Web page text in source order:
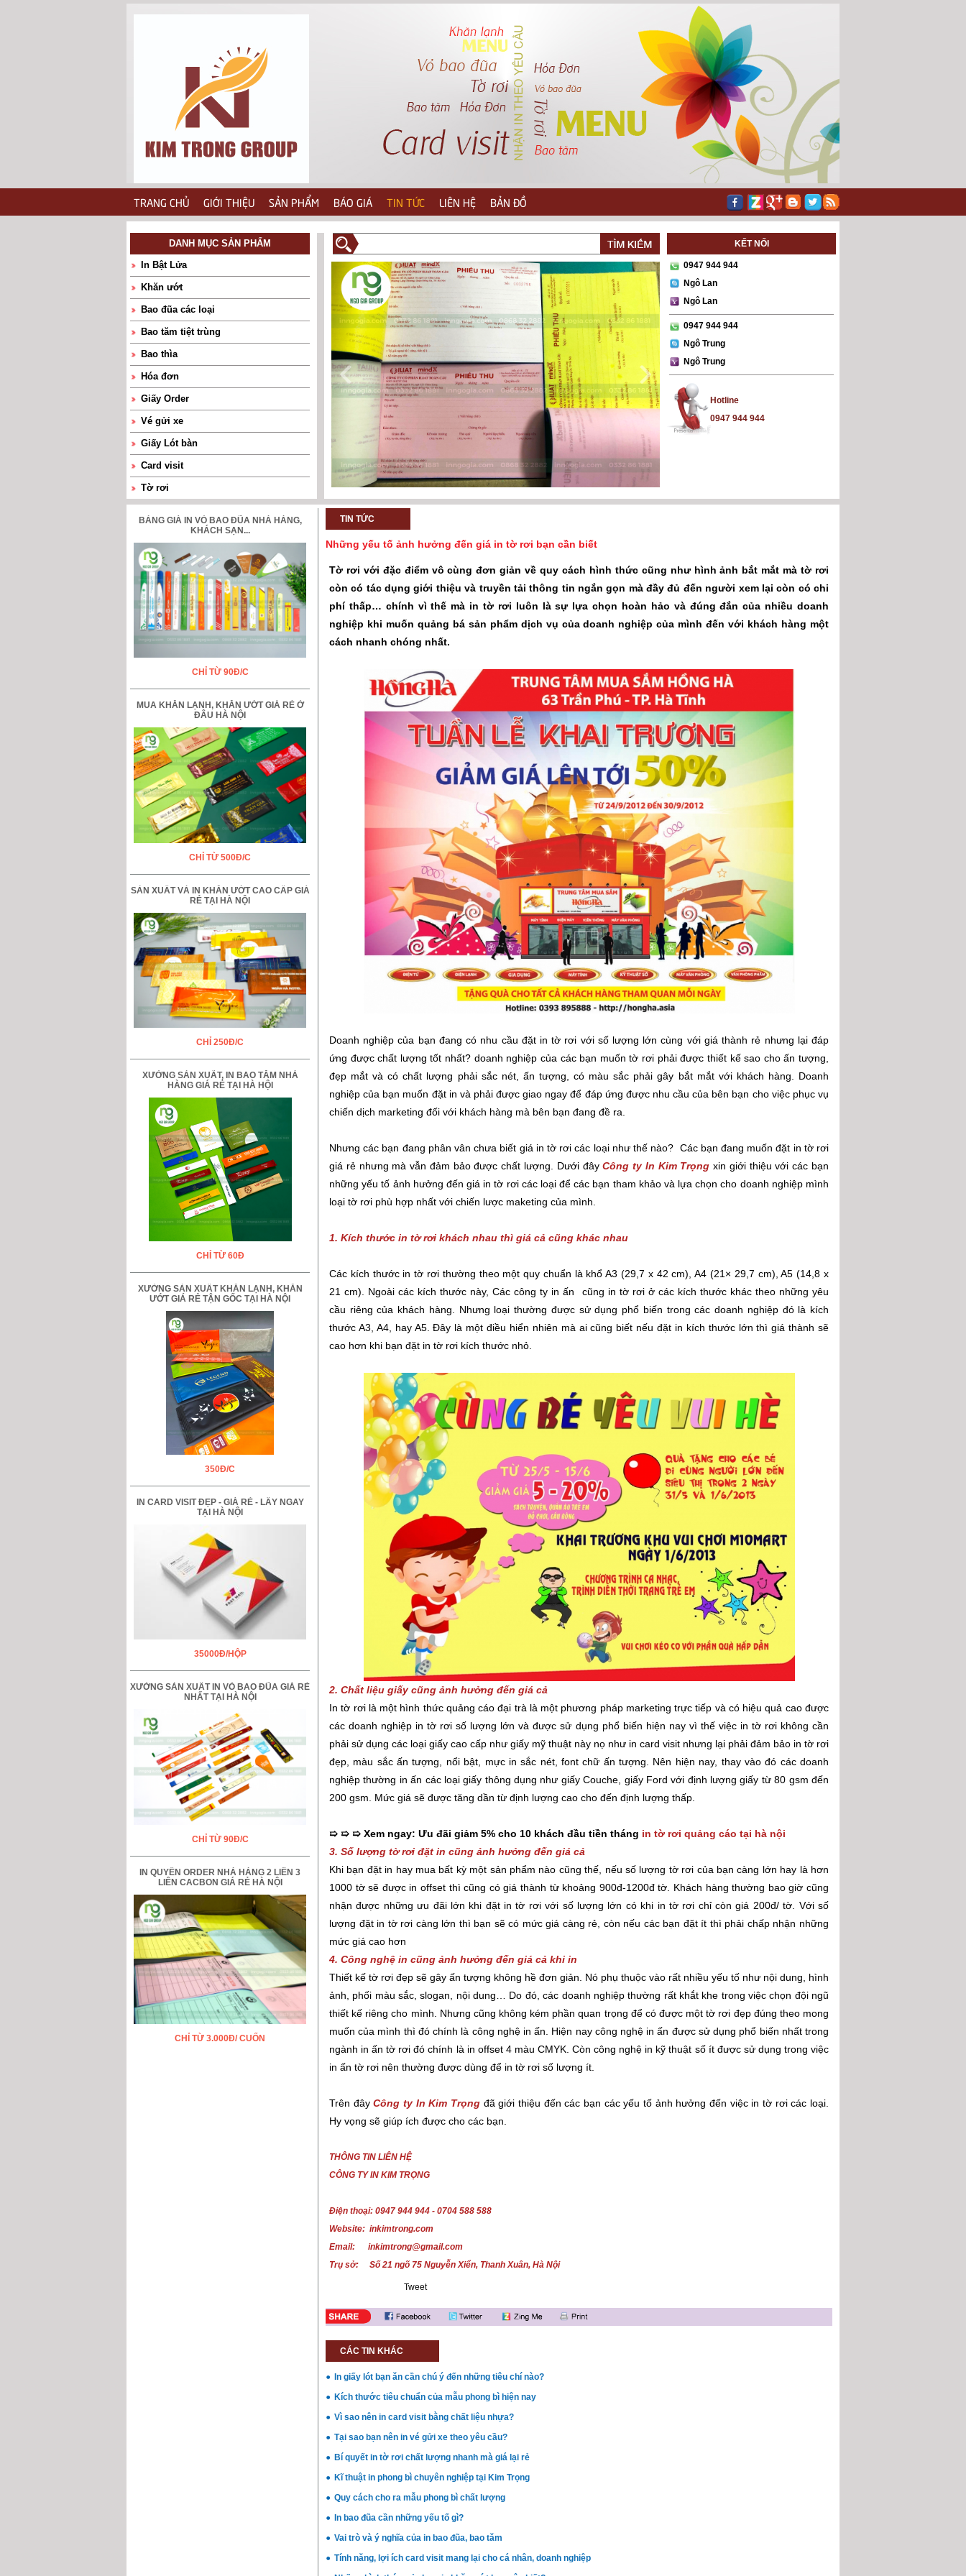
TRANG CHỦ GIỚI THIỆU SẢN PHẨM BÁO GIÁ TIN TỨC LIÊN HỆ BẢN ĐỒ
DANH MỤC SẢN PHẨM
In Bật Lửa
Khăn ướt
Bao đũa các loại
Bao tăm tiệt trùng
Bao thìa
Hóa đơn
Giấy Order
Vé gửi xe
Giấy Lót bàn
Card visit
Tờ rơi
Hàng in sẵn
KẾT NỐI
0947 944 944
Ngô Lan
Ngô Lan
0947 944 944
Ngô Trung
Ngô Trung
Hotline
0947 944 944
BẢNG GIÁ IN VỎ BAO ĐŨA NHÀ HÀNG,
KHÁCH SẠN...
CHỈ TỪ 90Đ/C
MUA KHĂN LẠNH, KHĂN ƯỚT GIÁ RẺ Ở
ĐÂU HÀ NỘI
CHỈ TỪ 500Đ/C
SẢN XUẤT VÀ IN KHĂN ƯỚT CAO CẤP GIÁ
RẺ TẠI HÀ NỘI
CHỈ 250Đ/C
XƯỞNG SẢN XUẤT, IN BAO TĂM NHÀ
HÀNG GIÁ RẺ TẠI HÀ HỘI
CHỈ TỪ 60Đ
XƯỞNG SẢN XUẤT KHĂN LẠNH, KHĂN
ƯỚT GIÁ RẺ TẬN GỐC TẠI HÀ NỘI
350Đ/C
IN CARD VISIT ĐẸP - GIÁ RẺ - LẤY NGAY
TẠI HÀ NỘI
35000Đ/HỘP
XƯỞNG SẢN XUẤT IN VỎ BAO ĐŨA GIÁ RẺ
NHẤT TẠI HÀ NỘI
CHỈ TỪ 90Đ/C
IN QUYỂN ORDER NHÀ HÀNG 2 LIÊN 3
LIÊN CACBON GIÁ RẺ HÀ NỘI
CHỈ TỪ 3.000Đ/ CUỐN
TIN TỨC
Những yếu tố ảnh hưởng đến giá in tờ rơi bạn cần biết
Tờ rơi với đặc điểm vô cùng đơn giản về quy cách hình thức cũng như hình ảnh bắt mắt mà tờ rơi
còn có tác dụng giới thiệu và truyền tải thông tin ngắn gọn mà đầy đủ đến người xem lại còn có chi
phí thấp… chính vì thế mà in tờ rơi luôn là sự lựa chọn hoàn hảo và đúng đắn của nhiều doanh
nghiệp khi muốn quảng bá sản phẩm dịch vụ của doanh nghiệp của mình đến với khách hàng một
cách nhanh chóng nhất.
Doanh nghiệp của bạn đang có nhu cầu đặt in tờ rơi với số lượng lớn cùng với giá thành rẻ nhưng lại đáp
ứng được chất lượng tốt nhất? doanh nghiệp của các bạn muốn tờ rơi phải được thiết kế sao cho ấn tượng,
đẹp mắt và có chất lượng phải sắc nét, ấn tượng, có màu sắc phải gây bắt mắt với khách hàng. Doanh
nghiệp của bạn muốn đặt in và phải được giao ngay để đáp ứng được nhu cầu của bên bạn cho việc phục vụ
chiến dịch marketing đối với khách hàng mà bên bạn đang đề ra.
Nhưng các bạn đang phân vân chưa biết giá in tờ rơi các loại như thế nào? Các bạn đang muốn đặt in tờ rơi
giá rẻ nhưng mà vẫn đảm bảo được chất lượng. Dưới đâyCông ty In Kim Trọng xin giới thiệu với các bạn
những yếu tố ảnh hưởng đến giá in tờ rơi các loại để các bạn tham khảo và lựa chọn cho doanh nghiệp mình
loại tờ rơi phù hợp nhất với chiến lược maketing của mình.
1. Kích thước in tờ rơi khách nhau thì giá cả cũng khác nhau
Các kích thước in tờ rơi thường theo một quy chuẩn là khổ A3 (29,7 x 42 cm), A4 (21× 29,7 cm), A5 (14,8 x
21 cm). Ngoài các kích thước này, Các công ty in ấn cũng in tờ rơi ở các kích thước khác theo những yêu
cầu riêng của khách hàng. Nhưng loại thường được sử dụng phổ biến trong các doanh nghiệp đó là kích
thước A3, A4, hay A5. Đây là một điều hiển nhiên mà ai cũng biết nếu đặt in kích thước lớn thì giá thành sẽ
cao hơn khi bạn đặt in tờ rơi kích thước nhỏ.
2. Chất liệu giấy cũng ảnh hưởng đến giá cả
In tờ rơi là một hình thức quảng cáo đại trà là một phương pháp marketing trực tiếp và có hiệu quả cao được
các doanh nghiệp in tờ rơi số lượng lớn và được sử dụng phổ biến hiện nay vì thế việc in tờ rơi không cần
phải sử dụng các loại giấy cao cấp như giấy mỹ thuật này nọ như in card visit nhưng lại phải đảm bảo in tờ rơi
đẹp, màu sắc ấn tượng, nổi bật, mực in sắc nét, font chữ ấn tượng. Nên hiện nay, thay vào đó các doanh
nghiệp thường in ấn các loại giấy thông dụng như giấy Couche, giấy Ford với định lượng giấy từ 80 gsm đến
200 gsm. Mức giá sẽ được tăng dần từ định lượng cao cho đến định lượng thấp.
➯ ➯ ➯ Xem ngay: Ưu đãi giảm 5% cho 10 khách đầu tiền tháng in tờ rơi quảng cáo tại hà nội
3. Số lượng tờ rơi đặt in cũng ảnh hưởng đến giá cả
Khi bạn đặt in hay mua bất kỳ một sản phẩm nào cũng thế, nếu số lượng tờ rơi của bạn càng lớn hay là hơn
1000 tờ sẽ được in offset thì cũng có giá thành từ khoảng 900đ-1200đ tờ. Khách hàng thường bao giờ cũng
nhận được những ưu đãi lớn khi đặt in tờ rơi với số lượng lớn có khi in tờ rơi chỉ còn giá 200đ/ tờ. Với số
lượng đặt in tờ rơi càng lớn thì bạn sẽ có mức giá càng rẻ, còn nếu các bạn đặt ít thì phải chấp nhận những
mức giá cao hơn
4. Công nghệ in cũng ảnh hưởng đến giá cả khi in
Thiết kế tờ rơi đẹp sẽ gây ấn tượng không hề đơn giản. Nó phụ thuộc vào rất nhiều yếu tố như nội dung, hình
ảnh, phối màu sắc, slogan, nội dung… Do đó, các doanh nghiệp thường rất khắt khe trong việc chọn đội ngũ
thiết kế riêng cho mình. Nhưng cũng không kém phần quan trọng để có được một tờ rơi đẹp đúng theo mong
muốn của mình thì đó chính là công nghệ in ấn. Hiện nay công nghệ in ấn được sử dụng phổ biến nhất trong
ngành in ấn tờ rơi đó chính là in offset 4 màu CMYK. Còn công nghệ in kỹ thuật số ít được sử dụng trong việc
in ấn tờ rơi nên thường được dùng để in tờ rơi số lượng ít.
Trên đâyCông ty In Kim Trọng đã giới thiệu đến các bạn các yếu tố ảnh hưởng đến việc in tờ rơi các loại.
Hy vọng sẽ giúp ích được cho các bạn.
THÔNG TIN LIÊN HỆ
CÔNG TY IN KIM TRỌNG
Điện thoại: 0947 944 944 - 0704 588 588
Website: inkimtrong.com
Email: inkimtrong@gmail.com
Trụ sở: Số 21 ngõ 75 Nguyễn Xiển, Thanh Xuân, Hà Nội
Tweet
CÁC TIN KHÁC
In giấy lót bạn ăn cần chú ý đến những tiêu chí nào?
Kích thước tiêu chuẩn của mẫu phong bì hiện nay
Vì sao nên in card visit bằng chất liệu nhựa?
Tại sao bạn nên in vé gửi xe theo yêu cầu?
Bí quyết in tờ rơi chất lượng nhanh mà giá lại rẻ
Kĩ thuật in phong bì chuyên nghiệp tại Kim Trọng
Quy cách cho ra mẫu phong bì chất lượng
In bao đũa cần những yếu tố gì?
Vai trò và ý nghĩa của in bao đũa, bao tăm
Tính năng, lợi ích card visit mang lại cho cá nhân, doanh nghiệp